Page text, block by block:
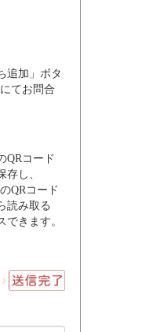
追加」ボタ
てお問合
QRコード
存し、
QRコード
読み取る
できます。